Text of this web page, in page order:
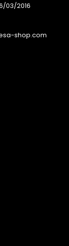
03/2016
shop.com